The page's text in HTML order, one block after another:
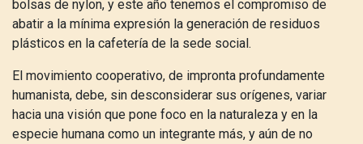
bolsas de nylon, y este año tenemos el compromiso de
abatir a la mínima expresión la generación de residuos
plásticos en la cafetería de la sede social.
El movimiento cooperativo, de impronta profundamente
humanista, debe, sin desconsiderar sus orígenes, variar
hacia una visión que pone foco en la naturaleza y en la
especie humana como un integrante más, y aún de no